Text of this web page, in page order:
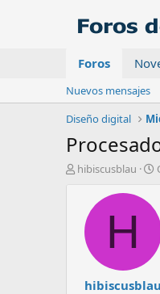
Foros
Nuevos mensajes
Diseño digital
A
hibiscusblau
h
e
n
H
hibiscusblau